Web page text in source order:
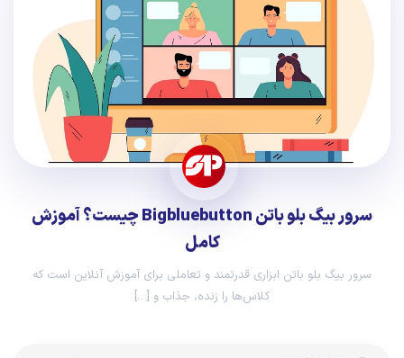
سرور بیگ بلو باتن Bigbluebutton چیست؟ آموزش
کامل
سرور بیگ بلو باتن ابزاری قدرتمند و تعاملی برای آموزش آنلاین است که
کلاس‌ها را زنده، جذاب و […]